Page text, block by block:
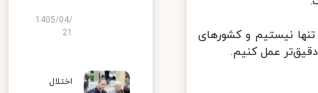
نیستیم و کشورهای
عمل کنیم.
1405/04/
اختلال